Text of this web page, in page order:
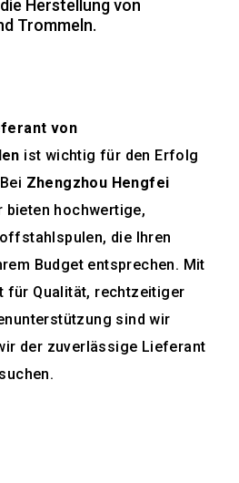
Herstellung von
Trommeln.
von
ist wichtig für den Erfolg
Zhengzhou Hengfei
bieten hochwertige,
die Ihren
Budget entsprechen. Mit
für Qualität, rechtzeitiger
sind wir
der zuverlässige Lieferant